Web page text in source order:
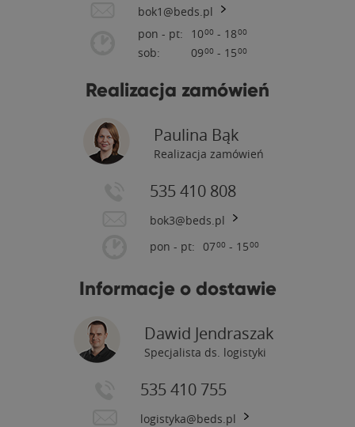
Przywiązujemy wagę do detali
Zainwestuj w jakość
bok1@beds.pl
pon - pt:
sob:
1000 - 1800
0900 - 1500
Realizacja zamówień
Paulina Bąk
Realizacja zamówień
535 410 808
bok3@beds.pl
pon - pt: 0700 - 1500
Informacje o dostawie
Dawid Jendraszak
Specjalista ds. logistyki
535 410 755
logistyka@beds.pl